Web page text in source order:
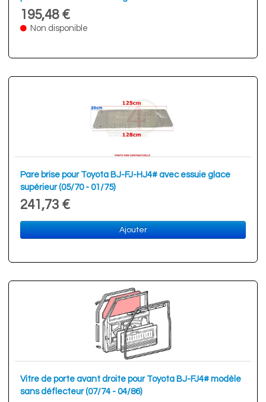
195,48 €
Non disponible
Pare brise pour Toyota BJ-FJ-HJ4# avec essuie glace
supérieur (05/70 - 01/75)
241,73 €
Ajouter
Vitre de porte avant droite pour Toyota BJ-FJ4# modèle
sans déflecteur (07/74 - 04/86)